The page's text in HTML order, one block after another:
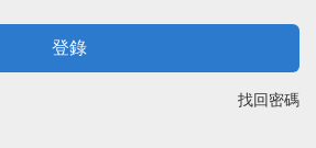
登錄
找回密碼